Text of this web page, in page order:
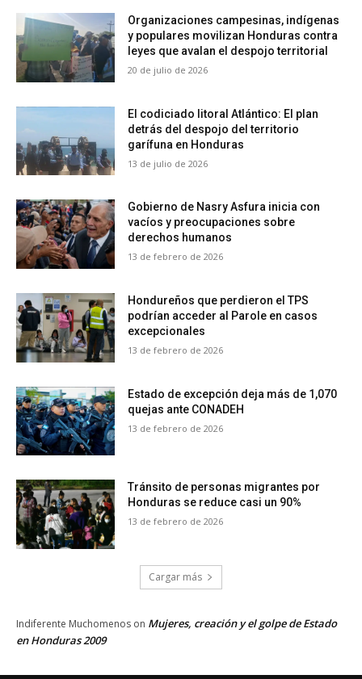
Organizaciones campesinas, indígenas
y populares movilizan Honduras contra
leyes que avalan el despojo territorial
20 de julio de 2026
El codiciado litoral Atlántico: El plan
detrás del despojo del territorio
garífuna en Honduras
13 de julio de 2026
Gobierno de Nasry Asfura inicia con
vacíos y preocupaciones sobre
derechos humanos
13 de febrero de 2026
Hondureños que perdieron el TPS
podrían acceder al Parole en casos
excepcionales
13 de febrero de 2026
Estado de excepción deja más de 1,070
quejas ante CONADEH
13 de febrero de 2026
Tránsito de personas migrantes por
Honduras se reduce casi un 90%
13 de febrero de 2026
Cargar más
Indiferente Muchomenos on Mujeres, creación y el golpe de Estado
en Honduras 2009